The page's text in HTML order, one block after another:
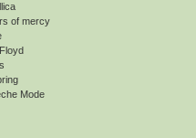
of mercy
Mode